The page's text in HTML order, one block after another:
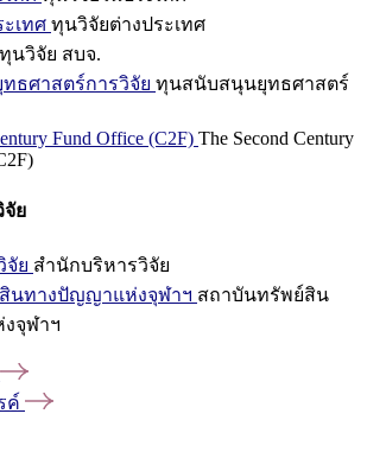
เทศ ทุนวิจัยต่างประเทศ
ทุนวิจัย สบจ.
ธศาสตร์การวิจัย ทุนสนับสนุนยุทธศาสตร์
Fund Office (C2F) The Second Century
จัย
จัย สำนักบริหารวิจัย
นทางปัญญาแห่งจุฬาฯ สถาบันทรัพย์สิน
จุฬาฯ
ค์